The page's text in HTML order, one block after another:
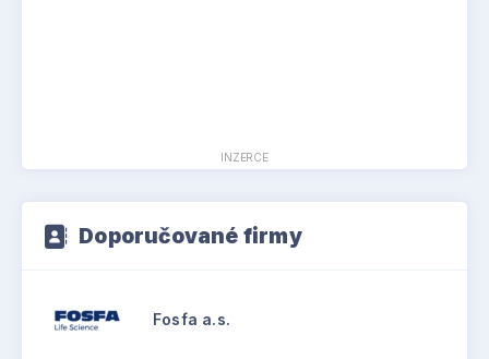
INZERCE
Doporučované firmy
Fosfa a.s.